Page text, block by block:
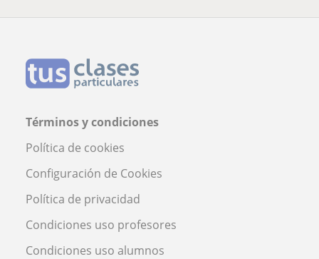
Términos y condiciones
Política de cookies
Configuración de Cookies
Política de privacidad
Condiciones uso profesores
Condiciones uso alumnos